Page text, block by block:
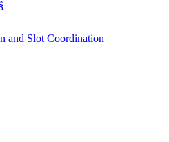
and Slot Coordination